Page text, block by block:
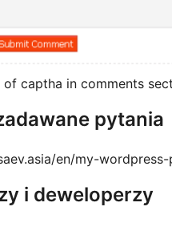
of captha in comments
pytania
en/my-
i deweloperzy